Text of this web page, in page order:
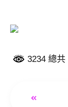
3234 總共